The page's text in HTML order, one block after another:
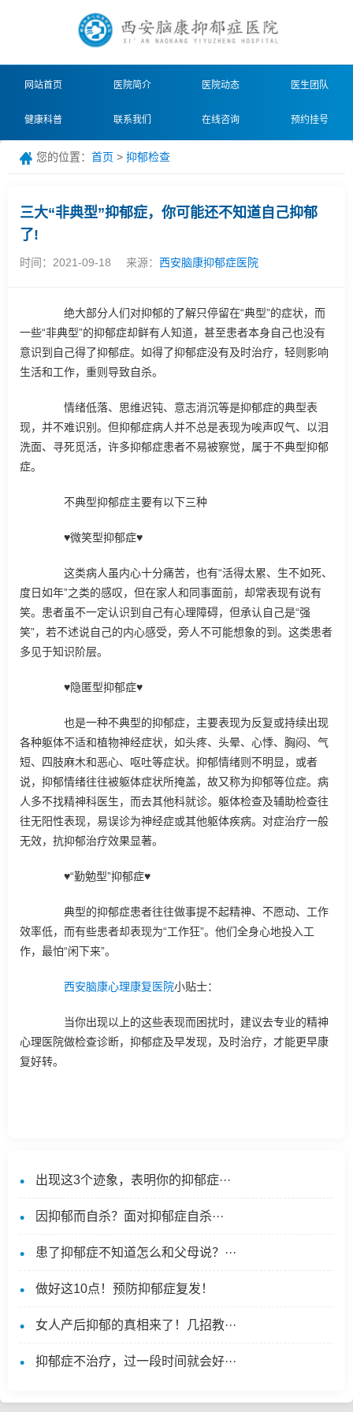
网站首页 医院简介 医院动态 医生团队
健康科普 联系我们 在线咨询 预约挂号
您的位置： 首页 > 抑郁检查
三大“非典型”抑郁症，你可能还不知道自己抑郁
了!
时间：2021-09-18 来源： 西安脑康抑郁症医院
绝大部分人们对抑郁的了解只停留在“典型”的症状，而
一些“非典型”的抑郁症却鲜有人知道，甚至患者本身自己也没有
意识到自己得了抑郁症。如得了抑郁症没有及时治疗，轻则影响
生活和工作，重则导致自杀。
情绪低落、思维迟钝、意志消沉等是抑郁症的典型表
现，并不难识别。但抑郁症病人并不总是表现为唉声叹气、以泪
洗面、寻死觅活，许多抑郁症患者不易被察觉，属于不典型抑郁
症。
不典型抑郁症主要有以下三种
♥微笑型抑郁症♥
这类病人虽内心十分痛苦，也有“活得太累、生不如死、
度日如年”之类的感叹，但在家人和同事面前，却常表现有说有
笑。患者虽不一定认识到自己有心理障碍，但承认自己是“强
笑”，若不述说自己的内心感受，旁人不可能想象的到。这类患者
多见于知识阶层。
♥隐匿型抑郁症♥
也是一种不典型的抑郁症，主要表现为反复或持续出现
各种躯体不适和植物神经症状，如头疼、头晕、心悸、胸闷、气
短、四肢麻木和恶心、呕吐等症状。抑郁情绪则不明显，或者
说，抑郁情绪往往被躯体症状所掩盖，故又称为抑郁等位症。病
人多不找精神科医生，而去其他科就诊。躯体检查及辅助检查往
往无阳性表现，易误诊为神经症或其他躯体疾病。对症治疗一般
无效，抗抑郁治疗效果显著。
♥“勤勉型”抑郁症♥
典型的抑郁症患者往往做事提不起精神、不愿动、工作
效率低，而有些患者却表现为“工作狂”。他们全身心地投入工
作，最怕“闲下来”。
西安脑康心理康复医院小贴士：
当你出现以上的这些表现而困扰时，建议去专业的精神
心理医院做检查诊断，抑郁症及早发现，及时治疗，才能更早康
复好转。
出现这3个迹象，表明你的抑郁症···
因抑郁而自杀？​面对抑郁症自杀···
患了抑郁症不知道怎么和父母说？···
做好这10点！预防抑郁症复发！
女人产后抑郁的真相来了！几招教···
抑郁症不治疗，过一段时间就会好···